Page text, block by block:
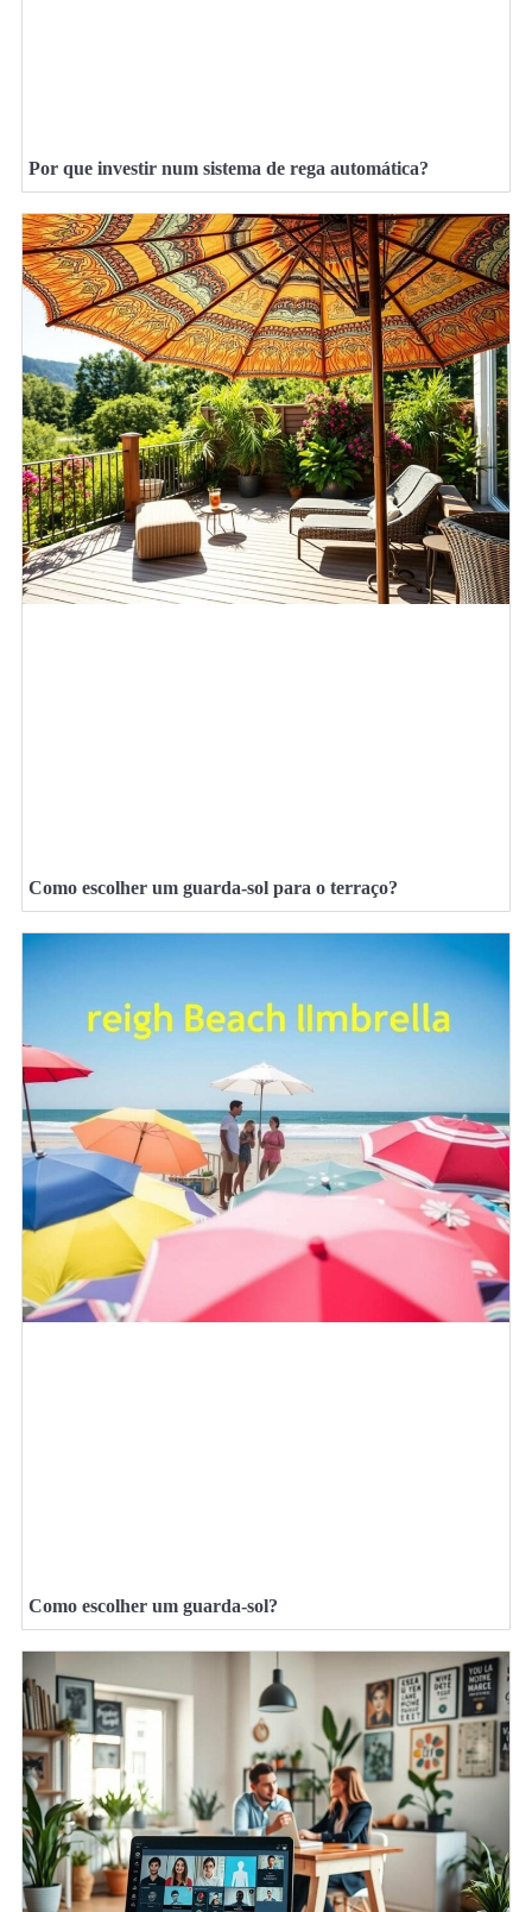
Por que investir num sistema de rega automática?
Como escolher um guarda-sol para o terraço?
Como escolher um guarda-sol?